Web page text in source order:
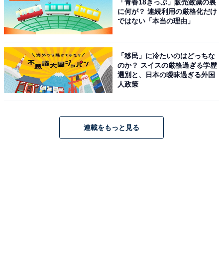
第1位：「Junya.じゅんや」
「青春18きっぷ」販売激減の裏
に何が？ 連続利用の厳格化だけ
ではない「本当の理由」
「移民」に冷たいのはどっちな
のか？ スイスの厳格過ぎる学歴
選別と、日本の曖昧過ぎる外国
人政策
連載をもっと見る